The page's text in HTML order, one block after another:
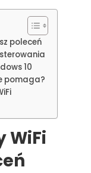
poleceń
10
pomaga?
WiFi